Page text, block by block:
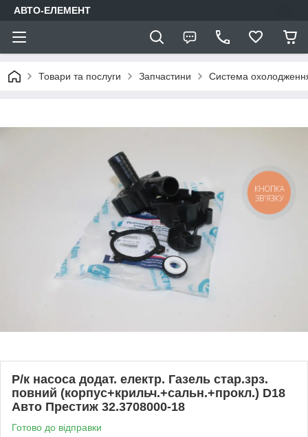
АВТО-ЕЛЕМЕНТ
Товари та послуги Запчастини Система
Р/к насоса додат. електр. Газель стар.зрз.
повний (корпус+крильч.+сальн.+прокл.) D18
Авто Престиж 32.3708000-18
Готово до відправки
КНОПКА
ЗВ'ЯЗКУ